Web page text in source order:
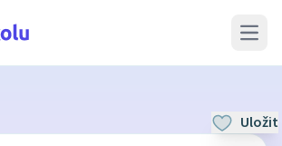
Open
Uložit